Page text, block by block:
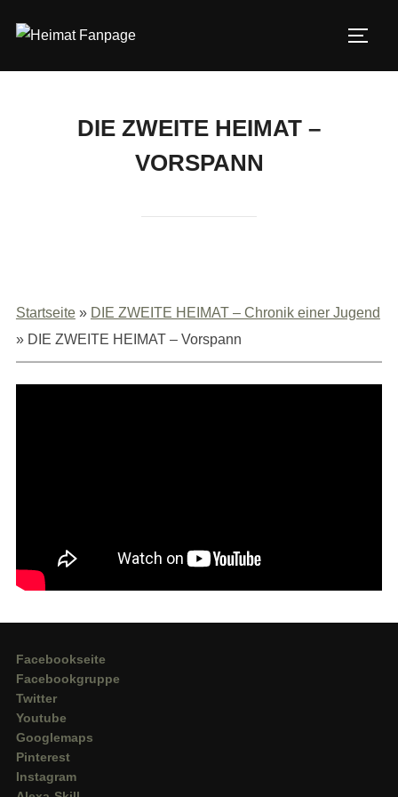
Inhalt
DIE ZWEITE HEIMAT –
VORSPANN
Startseite» DIE ZWEITE HEIMAT – Chronik einer Jugend
» DIE ZWEITE HEIMAT – Vorspann
Facebookseite
Facebookgruppe
Twitter
Youtube
Googlemaps
Pinterest
Instagram